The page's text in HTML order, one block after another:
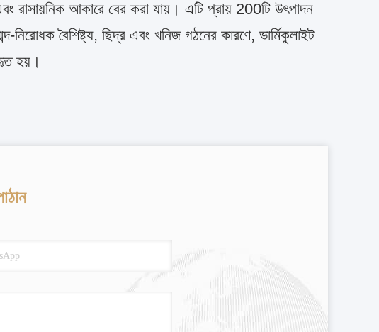
রাসায়নিক আকারে বের করা যায়। এটি প্রায় 200টি উৎপাদন
বৈশিষ্ট্য, ছিদ্র এবং খনিজ গঠনের কারণে, ভার্মিকুলাইট
হয়।